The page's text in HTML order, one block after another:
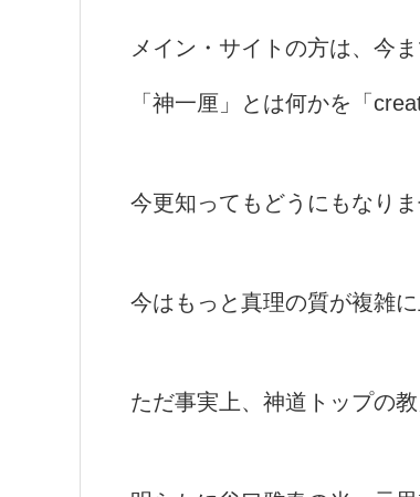
メイン・サイトの方は、今
「神一厘」とは何かを「
今更知ってもどうにもなり
今はもっと真理の質が複雑
ただ事実上、神道トップの